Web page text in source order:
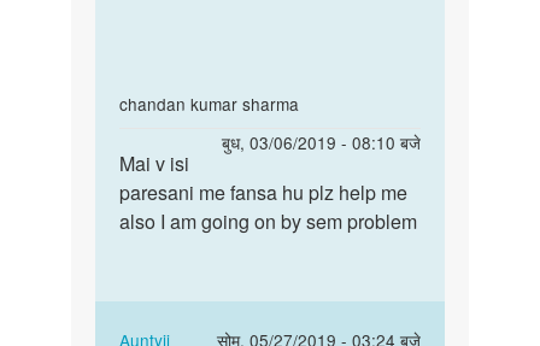
chandan kumar sharma
बुध, 03/06/2019 - 08:10 बजे
Mem
Meri
piriyad
time…
Mai
v
isi
fansa…
Mai v isi
paresani me fansa hu plz help me
also I am going on by sem problem
Auntyji
सोम, 05/27/2019 - 03:24 बजे
In